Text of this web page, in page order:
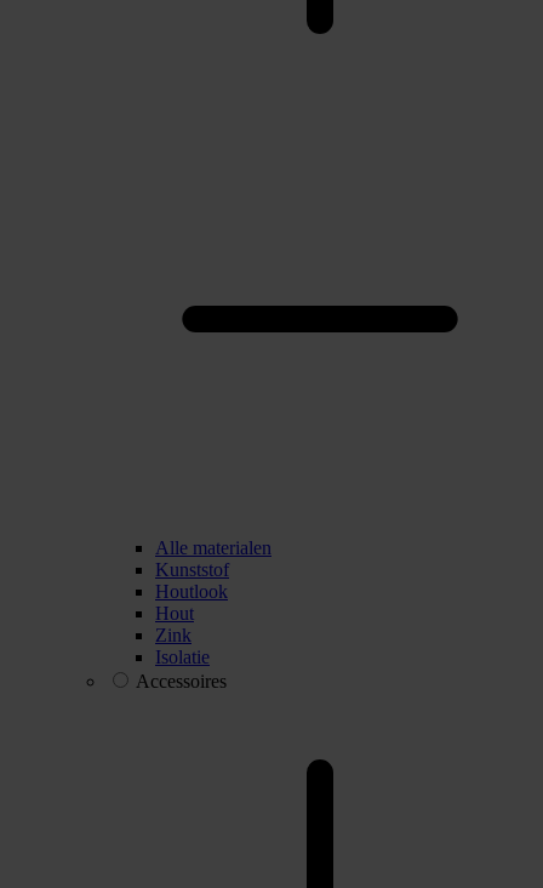
Alle materialen
Kunststof
Houtlook
Hout
Zink
Isolatie
Accessoires